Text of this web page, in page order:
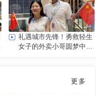
礼遇城市先锋！勇救轻生
女子的外卖小哥圆梦中国
更多